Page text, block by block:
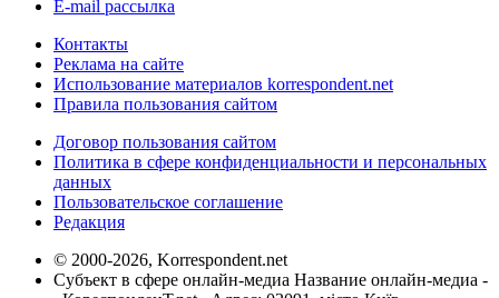
E-mail рассылка
Контакты
Реклама на сайте
Использование материалов korrespondent.net
Правила пользования сайтом
Договор пользования сайтом
Политика в сфере конфиденциальности и персональных
данных
Пользовательское соглашение
Редакция
© 2000-2026, Korrespondent.net
Субъект в сфере онлайн-медиа Название онлайн-медиа -